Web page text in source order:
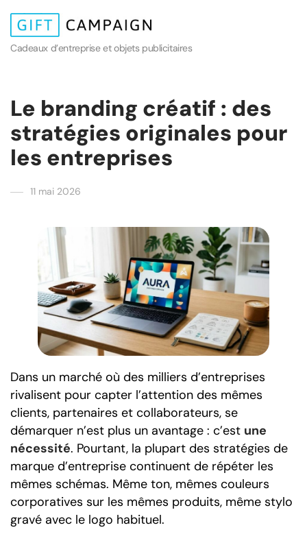
Cadeaux d’entreprise et objets publicitaires
Le branding créatif : des
stratégies originales pour
les entreprises
11 mai 2026
Dans un marché où des milliers d’entreprises
rivalisent pour capter l’attention des mêmes
clients, partenaires et collaborateurs, se
démarquer n’est plus un avantage : c’est une
nécessité. Pourtant, la plupart des stratégies de
marque d’entreprise continuent de répéter les
mêmes schémas. Même ton, mêmes couleurs
corporatives sur les mêmes produits, même stylo
gravé avec le logo habituel.